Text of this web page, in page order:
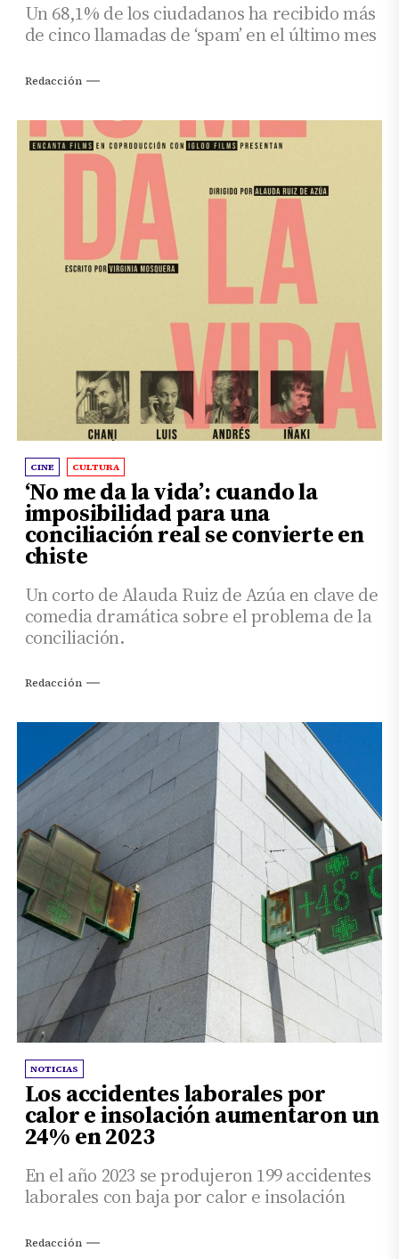
Un 68,1% de los ciudadanos ha recibido más
de cinco llamadas de ‘spam’ en el último mes
Redacción
CINE CULTURA
‘No me da la vida’: cuando la
imposibilidad para una
conciliación real se convierte en
chiste
Un corto de Alauda Ruiz de Azúa en clave de
comedia dramática sobre el problema de la
conciliación.
Redacción
NOTICIAS
Los accidentes laborales por
calor e insolación aumentaron un
24% en 2023
En el año 2023 se produjeron 199 accidentes
laborales con baja por calor e insolación
Redacción